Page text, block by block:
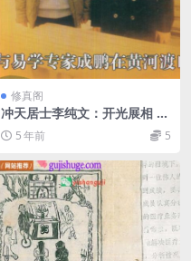
修真阁
冲天居士李纯文：开光展相 28
3页.pdf 网盘下载
5 年前 5